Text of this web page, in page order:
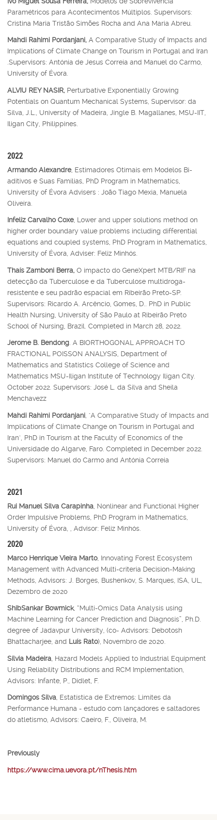
Paramétricos para Acontecimentos Múltiplos. Supervisors:
Cristina Maria Tristão Simões Rocha and Ana Maria Abreu.
Mahdi Rahimi Pordanjani, A Comparative Study of Impacts and
Implications of Climate Change on Tourism in Portugal and Iran
.Supervisors: Antónia de Jesus Correia and Manuel do Carmo,
University of Évora.
ALVIU REY NASIR, Perturbative Exponentially Growing
Potentials on Quantum Mechanical Systems, Supervisor: da
Silva, J.L., University of Madeira, Jingle B. Magallanes, MSU-IIT,
Iligan City, Philippines.
2022
Armando Alexandre, Estimadores Otimais em Modelos Bi-
aditivos e Suas Famílias, PhD Program in Mathematics,
University of Évora Advisers : João Tiago Mexia, Manuela
Oliveira.
Infeliz Carvalho Coxe, Lower and upper solutions method on
higher order boundary value problems including differential
equations and coupled systems, PhD Program in Mathematics,
University of Évora, Adviser: Feliz Minhós.
Thaís Zamboni Berra, O impacto do GeneXpert MTB/RIF na
detecção da Tuberculose e da Tuberculose multidroga-
resistente e seu padrão espacial em Ribeirão Preto-SP.
Supervisors: Ricardo A. Arcêncio, Gomes, D.. PhD in Public
Health Nursing, University of São Paulo at Ribeirão Preto
School of Nursing, Brazil. Completed in March 28, 2022.
Jerome B. Bendong. A BIORTHOGONAL APPROACH TO
FRACTIONAL POISSON ANALYSIS, Department of
Mathematics and Statistics College of Science and
Mathematics MSU-Iligan Institute of Technology Iligan City.
October 2022. Supervisors: José L. da Silva and Sheila
Menchavezz
Mahdi Rahimi Pordanjani , "A Comparative Study of Impacts and
Implications of Climate Change on Tourism in Portugal and
Iran", PhD in Tourism at the Faculty of Economics of the
Universidade do Algarve, Faro. Completed in December 2022.
Supervisors: Manuel do Carmo and Antónia Correia
2021
Rui Manuel Silva Carapinha , Nonlinear and Functional Higher
Order Impulsive Problems, PhD Program in Mathematics,
University of Évora, , Advisor: Feliz Minhós.
2020
Marco Henrique Vieira Marto, Innovating Forest Ecosystem
Management with Advanced Multi-criteria Decision-Making
Methods, Advisors: J. Borges, Bushenkov, S. Marques, ISA, UL,
Dezembro de 2020
ShibSankar Bowmick, “Multi-Omics Data Analysis using
Machine Learning for Cancer Prediction and Diagnosis”, Ph.D.
degree of Jadavpur University, (co- Advisors: Debotosh
Bhattacharjee, and Luís Rato), Novembro de 2020.
Sílvia Madeira , Hazard Models Applied to Industrial Equipment
Using Reliability Distributions and RCM Implementation,
Advisors: Infante, P., Didlet, F.
Domingos Silva, Estatística de Extremos: Limites da
Performance Humana - estudo com lançadores e saltadores
do atletismo, Advisors: Caeiro, F., Oliveira, M.
Previously
https://www.cima.uevora.pt/nThesis.htm